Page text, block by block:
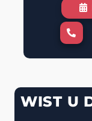
WIST U